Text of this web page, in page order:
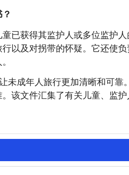
已获得其监护人或多位监护
以及对拐带的怀疑。它还使
未成年人旅行更加清晰和可
该文件汇集了有关儿童、监